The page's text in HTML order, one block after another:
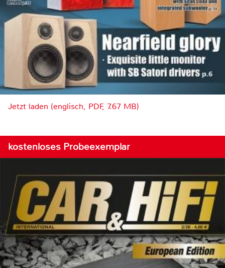
Jetzt laden (englisch, PDF, 7.67 MB)
kostenloses Probeexemplar